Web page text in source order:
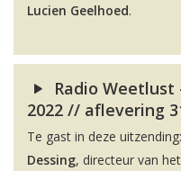
Lucien Geelhoed.
Radio
2022 // aflevering
Te gast in deze
Dessing, directeur van